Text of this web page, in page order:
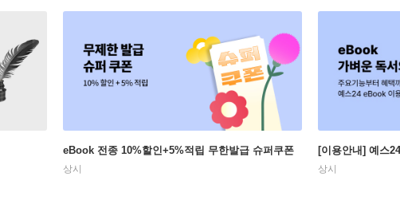
eBook 전종 10%할인+5%적립 무한발급 슈퍼쿠폰
상시
[이용안내] 예스
상시